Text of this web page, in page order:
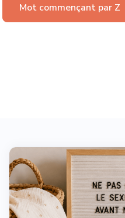
Mot commençant par Z